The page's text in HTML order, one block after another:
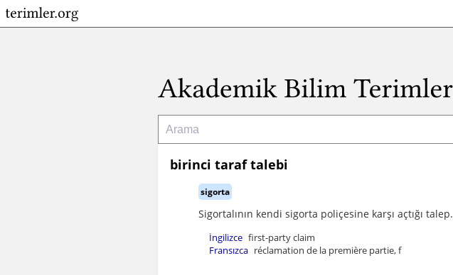
birinci taraf talebi
sigorta
Sigortalının kendi sigorta poliçesine karşı açtığı talep.
İngilizce first-party claim
Fransızca réclamation de la première partie, f